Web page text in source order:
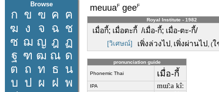
Browse
ก ข ฃ ค ฅ
ฆ ง จ ฉ ช
ซ ฌ ญ ฎ ฏ
ฐ ฑ ฒ ณ ด
ต ถ ท ธ น
บ ป ผ ฝ พ
meuuaF geeF
Royal Institute - 1982
เมื่อกี้; เมื่อตะกี้ /เมื่อ-กี้; เมื่อ-ตะ-กี้/
[วิเศษณ์] เพิ่งล่วงไป , เพิ่งผ่านไป , (ใ
pronunciation guide
Phonemic Thai เมื่อ-กี้
IPA mɯ̂ːa kîː